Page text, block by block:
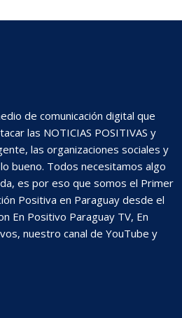
de comunicación digital que
las NOTICIAS POSITIVAS y
las organizaciones sociales y
bueno. Todos necesitamos algo
es por eso que somos el Primer
Positiva en Paraguay desde el
En Positivo Paraguay TV, En
nuestro canal de YouTube y